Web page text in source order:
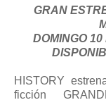
GRAN
DOMINGO
HISTORY
ficción